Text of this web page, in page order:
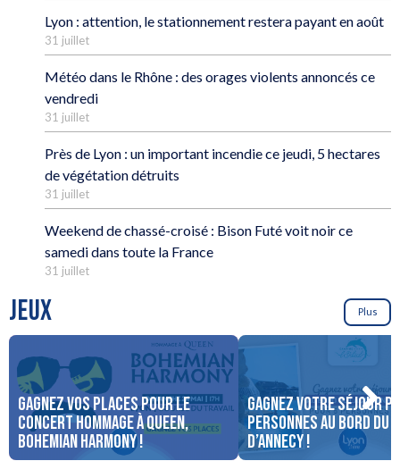
Lyon : attention, le stationnement restera payant en août
31 juillet
Météo dans le Rhône : des orages violents annoncés ce
vendredi
31 juillet
Près de Lyon : un important incendie ce jeudi, 5 hectares
de végétation détruits
31 juillet
Weekend de chassé-croisé : Bison Futé voit noir ce
samedi dans toute la France
31 juillet
JEUX Plus
Gagnez vos places pour le
concert Hommage à Queen,
Bohemian Harmony !
Gagnez votre séjour
personnes au bord du
d’Annecy !